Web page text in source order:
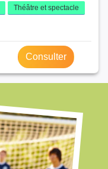
Théâtre et spectacle
Consulter